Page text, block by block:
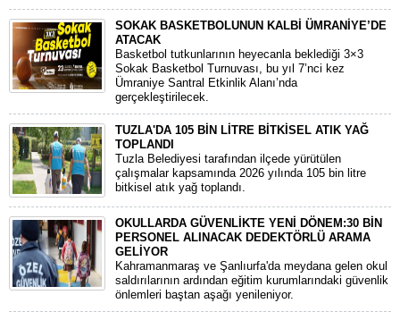
SOKAK BASKETBOLUNUN KALBİ ÜMRANİYE’DE
ATACAK
Basketbol tutkunlarının heyecanla beklediği 3×3
Sokak Basketbol Turnuvası, bu yıl 7’nci kez
Ümraniye Santral Etkinlik Alanı’nda
gerçekleştirilecek.
TUZLA'DA 105 BİN LİTRE BİTKİSEL ATIK YAĞ
TOPLANDI
Tuzla Belediyesi tarafından ilçede yürütülen
çalışmalar kapsamında 2026 yılında 105 bin litre
bitkisel atık yağ toplandı.
OKULLARDA GÜVENLİKTE YENİ DÖNEM:30 BİN
PERSONEL ALINACAK DEDEKTÖRLÜ ARAMA
GELİYOR
​Kahramanmaraş ve Şanlıurfa'da meydana gelen okul
saldırılarının ardından eğitim kurumlarındaki güvenlik
önlemleri baştan aşağı yenileniyor.